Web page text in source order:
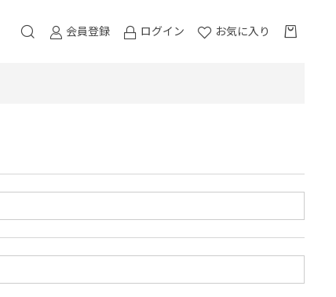
会員登録 ログイン お気に入り